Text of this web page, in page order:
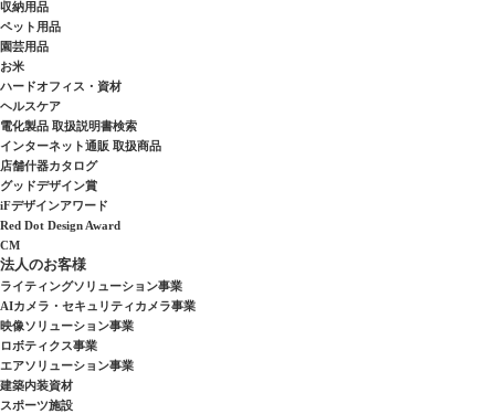
収納用品
ペット用品
園芸用品
お米
ハードオフィス・資材
ヘルスケア
電化製品 取扱説明書検索
インターネット通販 取扱商品
店舗什器カタログ
グッドデザイン賞
iFデザインアワード
Red Dot Design Award
CM
法人のお客様
ライティングソリューション事業
AIカメラ・セキュリティカメラ事業
映像ソリューション事業
ロボティクス事業
エアソリューション事業
建築内装資材
スポーツ施設